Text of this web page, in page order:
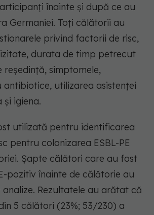
înainte și după ce au
Germaniei. Toți călătorii au
privind factorii de risc,
durata de timp petrecut
simptomele,
utilizarea asistenței
și igiena.
utilizată pentru identificarea
pentru colonizarea ESBL-PE
Șapte călători care au fost
pozitiv înainte de călătorie au
analize. Rezultatele au arătat că
5 călători (23%; 53/230) a